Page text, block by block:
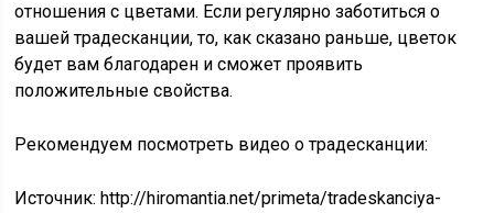
отношения с цветами. Если регулярно заботиться о
вашей традесканции, то, как сказано раньше, цветок
будет вам благодарен и сможет проявить
положительные свойства.
Рекомендуем посмотреть видео о традесканции:
Источник:http://hiromantia.net/primeta/tradeskanciya-